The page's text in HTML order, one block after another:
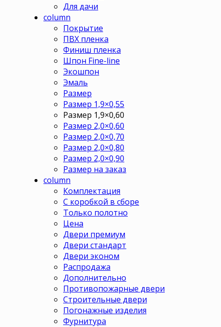
Для дачи
column
Покрытие
ПВХ пленка
Финиш пленка
Шпон Fine-line
Экошпон
Эмаль
Размер
Размер 1,9×0,55
Размер 1,9×0,60
Размер 2,0×0,60
Размер 2,0×0,70
Размер 2,0×0,80
Размер 2,0×0,90
Размер на заказ
column
Комплектация
С коробкой в сборе
Только полотно
Цена
Двери премиум
Двери стандарт
Двери эконом
Распродажа
Дополнительно
Противопожарные двери
Строительные двери
Погонажные изделия
Фурнитура